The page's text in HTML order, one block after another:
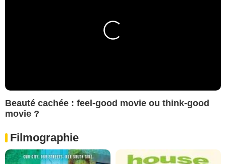
Beauté cachée : feel-good movie ou think-good
movie ?
Filmographie